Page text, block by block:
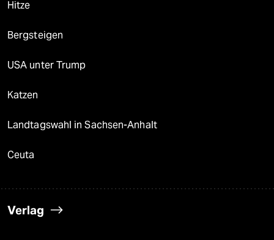
Hitze
Bergsteigen
USA unter Trump
Katzen
Landtagswahl in Sachsen-Anhalt
Ceuta
Verlag